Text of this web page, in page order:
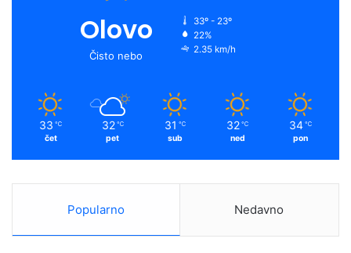
Olovo
Čisto nebo
33º - 23º
22%
2.35 km/h
33 ℃
čet
32 ℃
pet
31 ℃
sub
32 ℃
ned
34 ℃
pon
Popularno Nedavno